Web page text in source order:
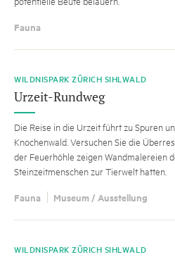
Fauna
WILDNISPARK ZÜRICH SIHLWALD
Urzeit-Rundweg
Die Reise in die Urzeit führt zu Spuren
Knochenwald. Versuchen Sie die
der Feuerhöhle zeigen Wandmalereien
Steinzeitmenschen zur Tierwelt hatten.
Fauna Museum / Ausstellung
WILDNISPARK ZÜRICH SIHLWALD